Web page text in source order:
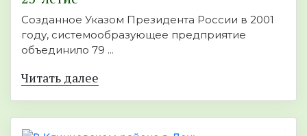
Созданное Указом Президента России в 2001
году, системообразующее предприятие
объединило 79 ...
Читать далее